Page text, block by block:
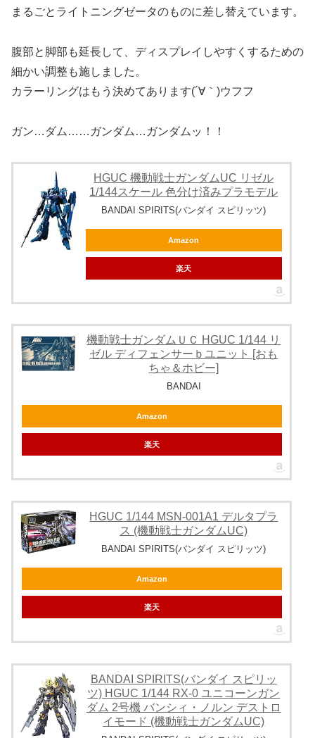
まるごとライトニングゼータのものに差し替えています。
腹部と脚部も延長して、ディスプレイしやすくするための
細かい調整も施しました。
カラーリングはもう決めてあります(´∀｀)ウフフ
ガン…ダム……ガンダム…ガンダムッ！！
HGUC 機動戦士ガンダムUC リゼル
1/144スケール 色分け済みプラモデル
BANDAI SPIRITS(バンダイ スピリッツ)
Amazon
楽天
機動戦士ガンダムＵＣ HGUC 1/144 リ
ゼル ディフェンサーｂユニット [おも
ちゃ＆ホビー]
BANDAI
Amazon
楽天
HGUC 1/144 MSN-001A1 デルタプラ
ス (機動戦士ガンダムUC)
BANDAI SPIRITS(バンダイ スピリッツ)
Amazon
楽天
BANDAI SPIRITS(バンダイ スピリッ
ツ) HGUC 1/144 RX-0 ユニコーンガン
ダム 2号機 バンシィ・ノルン デストロ
イモード (機動戦士ガンダムUC)